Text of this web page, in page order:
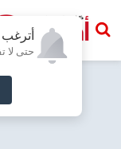
حتى لا